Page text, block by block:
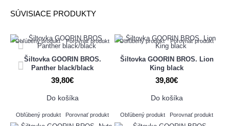
SÚVISIACE PRODUKTY
Obľúbený produkt Porovnať produkt
Šiltovka GOORIN BROS.
Panther black/black
39,80€
Do košíka
Obľúbený produkt Porovnať produkt
Obľúbený produkt Porovnať produkt
Šiltovka GOORIN BROS. Lion
King black
39,80€
Do košíka
Obľúbený produkt Porovnať produkt